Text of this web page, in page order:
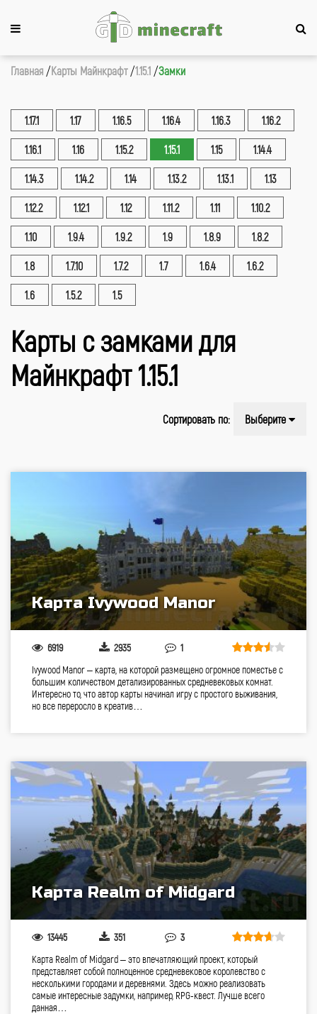
Главная Карты Майнкрафт 1.15.1 Замки
1.17.1 1.17 1.16.5 1.16.4 1.16.3 1.16.2
1.16.1 1.16 1.15.2 1.15.1 1.15 1.14.4
1.14.3 1.14.2 1.14 1.13.2 1.13.1 1.13
1.12.2 1.12.1 1.12 1.11.2 1.11 1.10.2
1.10 1.9.4 1.9.2 1.9 1.8.9 1.8.2
1.8 1.7.10 1.7.2 1.7 1.6.4 1.6.2
1.6 1.5.2 1.5
Карты с замками для
Майнкрафт 1.15.1
Сортировать по: Выберите
Карта Ivywood Manor
6919 2935 1
Ivywood Manor – карта, на которой размещено огромное поместье с
большим количеством детализированных средневековых комнат.
Интересно то, что автор карты начинал игру с простого выживания,
но все переросло в креатив…
Карта Realm of Midgard
13445 351 3
Карта Realm of Midgard – это впечатляющий проект, который
представляет собой полноценное средневековое королевство с
несколькими городами и деревнями. Здесь можно реализовать
самые интересные задумки, например, RPG-квест. Лучше всего
данная…